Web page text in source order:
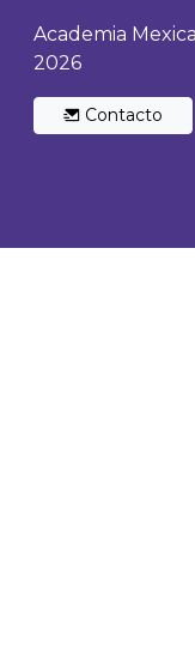
Academia
2026
Contacto